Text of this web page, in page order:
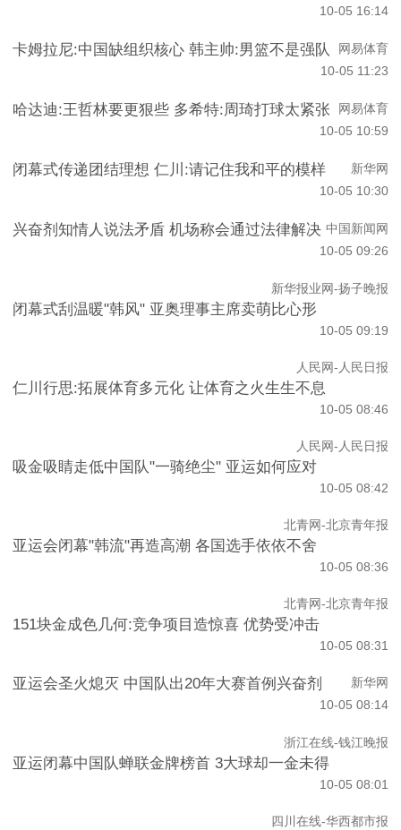
10-05 16:14
网易体育
卡姆拉尼:中国缺组织核心 韩主帅:男篮不是强队
10-05 11:23
网易体育
哈达迪:王哲林要更狠些 多希特:周琦打球太紧张
10-05 10:59
新华网
闭幕式传递团结理想 仁川:请记住我和平的模样
10-05 10:30
中国新闻网
兴奋剂知情人说法矛盾 机场称会通过法律解决
10-05 09:26
新华报业网-扬子晚报
闭幕式刮温暖"韩风" 亚奥理事主席卖萌比心形
10-05 09:19
人民网-人民日报
仁川行思:拓展体育多元化 让体育之火生生不息
10-05 08:46
人民网-人民日报
吸金吸睛走低中国队"一骑绝尘" 亚运如何应对
10-05 08:42
北青网-北京青年报
亚运会闭幕"韩流"再造高潮 各国选手依依不舍
10-05 08:36
北青网-北京青年报
151块金成色几何:竞争项目造惊喜 优势受冲击
10-05 08:31
新华网
亚运会圣火熄灭 中国队出20年大赛首例兴奋剂
10-05 08:14
浙江在线-钱江晚报
亚运闭幕中国队蝉联金牌榜首 3大球却一金未得
10-05 08:01
四川在线-华西都市报